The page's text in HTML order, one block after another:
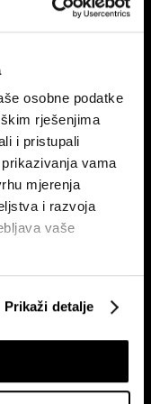
osobne podatke
rješenjima
i pristupali
vama
mjerenja
i razvoja
vaše
lokaciji,
od nekoliko metara
ćemo aktivno
("uzimanje
Prikaži detalje
Telekom
u odnosu na
zablistao u izvještajima,
ljetnom zatišju. BBA